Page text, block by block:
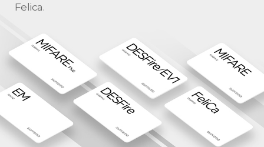
Felica.